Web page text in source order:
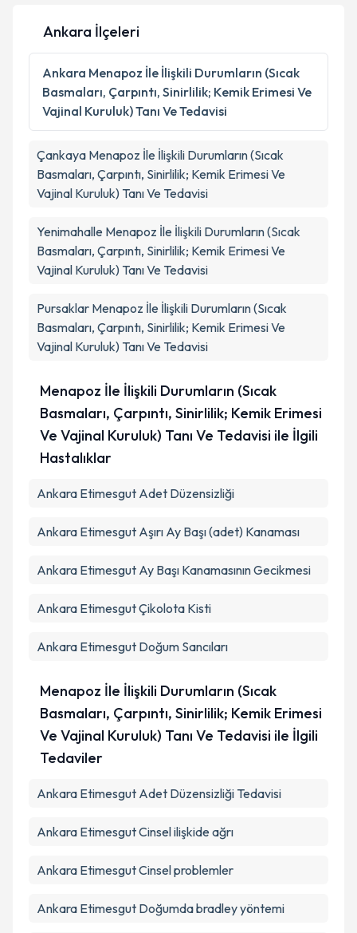
Ankara İlçeleri
Ankara Menapoz İle İlişkili Durumların (Sıcak
Basmaları, Çarpıntı, Sinirlilik; Kemik Erimesi Ve
Vajinal Kuruluk) Tanı Ve Tedavisi
Çankaya Menapoz İle İlişkili Durumların (Sıcak
Basmaları, Çarpıntı, Sinirlilik; Kemik Erimesi Ve
Vajinal Kuruluk) Tanı Ve Tedavisi
Yenimahalle Menapoz İle İlişkili Durumların (Sıcak
Basmaları, Çarpıntı, Sinirlilik; Kemik Erimesi Ve
Vajinal Kuruluk) Tanı Ve Tedavisi
Pursaklar Menapoz İle İlişkili Durumların (Sıcak
Basmaları, Çarpıntı, Sinirlilik; Kemik Erimesi Ve
Vajinal Kuruluk) Tanı Ve Tedavisi
Menapoz İle İlişkili Durumların (Sıcak
Basmaları, Çarpıntı, Sinirlilik; Kemik Erimesi
Ve Vajinal Kuruluk) Tanı Ve Tedavisi ile İlgili
Hastalıklar
Ankara Etimesgut Adet Düzensizliği
Ankara Etimesgut Aşırı Ay Başı (adet) Kanaması
Ankara Etimesgut Ay Başı Kanamasının Gecikmesi
Ankara Etimesgut Çikolota Kisti
Ankara Etimesgut Doğum Sancıları
Menapoz İle İlişkili Durumların (Sıcak
Basmaları, Çarpıntı, Sinirlilik; Kemik Erimesi
Ve Vajinal Kuruluk) Tanı Ve Tedavisi ile İlgili
Tedaviler
Ankara Etimesgut Adet Düzensizliği Tedavisi
Ankara Etimesgut Cinsel ilişkide ağrı
Ankara Etimesgut Cinsel problemler
Ankara Etimesgut Doğumda bradley yöntemi